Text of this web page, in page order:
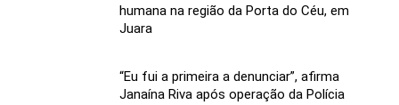
humana na região da Porta do Céu, em
Juara
“Eu fui a primeira a denunciar”, afirma
Janaína Riva após operação da Polícia